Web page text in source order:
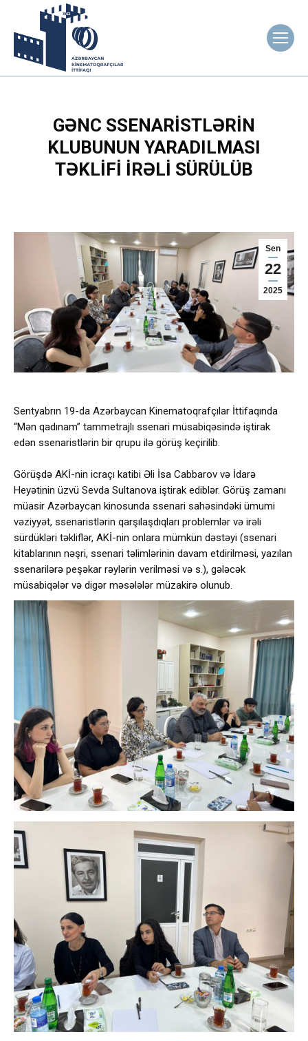
GƏNC SSENARISTLƏRIN
KLUBUNUN YARADILMASI
TƏKLIFI IRƏLI SÜRÜLÜB
Sen
22
2025
Sentyabrın 19-da Azərbaycan Kinematoqrafçılar İttifaqında
“Mən qadınam” tammetrajlı ssenari müsabiqəsində iştirak
edən ssenaristlərin bir qrupu ilə görüş keçirilib.
Görüşdə AKİ-nin icraçı katibi Əli İsa Cabbarov və İdarə
Heyətinin üzvü Sevda Sultanova iştirak ediblər. Görüş zamanı
müasir Azərbaycan kinosunda ssenari sahəsindəki ümumi
vəziyyət, ssenaristlərin qarşılaşdıqları problemlər və irəli
sürdükləri təkliflər, AKİ-nin onlara mümkün dəstəyi (ssenari
kitablarının nəşri, ssenari təlimlərinin davam etdirilməsi, yazılan
ssenarilərə peşəkar rəylərin verilməsi və s.), gələcək
müsabiqələr və digər məsələlər müzakirə olunub.